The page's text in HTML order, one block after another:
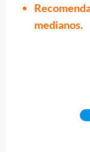
medianos.